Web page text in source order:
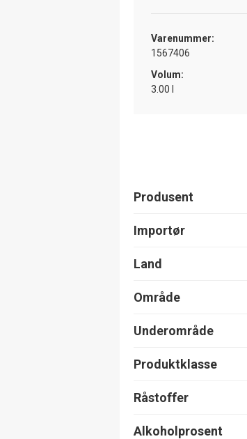
Varenummer:
1567406
Volum:
3.00 l
Produsent
Importør
Land
Område
Underområde
Produktklasse
Råstoffer
Alkoholprosent